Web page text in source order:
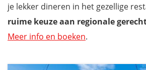
je lekker dineren in het gezellige
ruime keuze aan regionale
Meer info en boeken.